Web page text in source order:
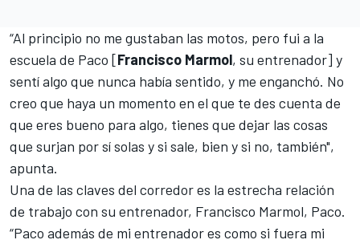
“Al principio no me gustaban las motos, pero fui a la
escuela de Paco [Francisco Marmol, su entrenador] y
sentí algo que nunca había sentido, y me enganchó. No
creo que haya un momento en el que te des cuenta de
que eres bueno para algo, tienes que dejar las cosas
que surjan por sí solas y si sale, bien y si no, también",
apunta.
Una de las claves del corredor es la estrecha relación
de trabajo con su entrenador, Francisco Marmol, Paco.
“Paco además de mi entrenador es como si fuera mi